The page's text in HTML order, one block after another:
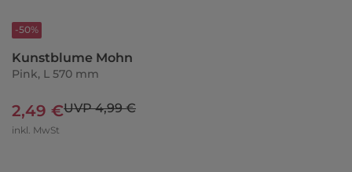
-50%
Kunstblume Mohn
Pink, L 570 mm
2,49 €UVP 4,99 €
inkl. MwSt